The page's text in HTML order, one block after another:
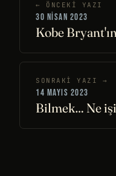
← ÖNCEKI YAZI
30 NISAN 2023
Kobe
SONRAKI YAZI →
14 MAYIS 2023
Bilmek… Ne